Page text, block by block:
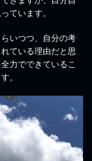
ています。
いつつ、自分の考
ている理由だと思
力でできているこ
。